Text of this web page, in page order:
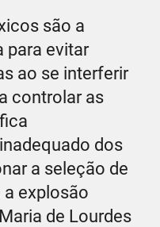
são a
para evitar
ao se interferir
controlar as
dos
a seleção de
explosão
de Lourdes